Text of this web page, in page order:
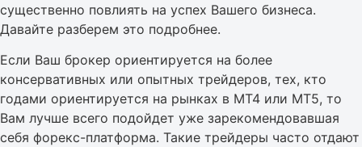
существенно повлиять на успех Вашего бизнеса.
Давайте разберем это подробнее.
Если Ваш брокер ориентируется на более
консервативных или опытных трейдеров, тех, кто
годами ориентируется на рынках в MT4 или MT5, то
Вам лучше всего подойдет уже зарекомендовавшая
себя форекс-платформа. Такие трейдеры часто отдают